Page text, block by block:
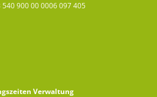
540 900 00 0006 097 405
Verwaltung